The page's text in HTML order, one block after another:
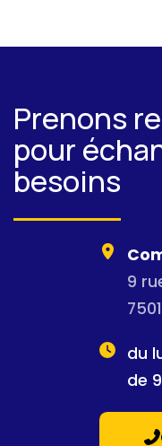
Prenons
pour
besoins
9
du
de